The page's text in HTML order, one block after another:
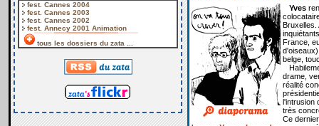
fest. Cannes 2004
fest. Cannes 2003
fest. Cannes 2002
fest. Annecy 2001 Animation
tous les dossiers du zata ...
Yves
France,
belge,
drame,
réalité
l'intrusion
très
Ce